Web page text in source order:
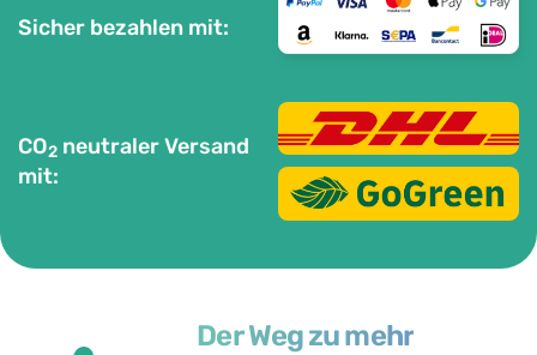
Sicher bezahlen mit:
CO2 neutraler Versand
mit:
Der Weg zu mehr